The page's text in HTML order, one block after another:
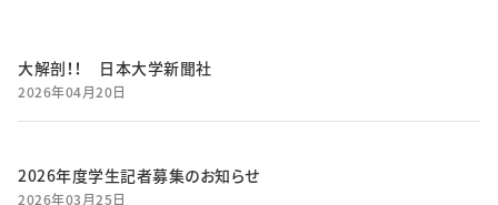
大解剖！！ 日本大学新聞社
2026年04月20日
2026年度学生記者募集のお知らせ
2026年03月25日